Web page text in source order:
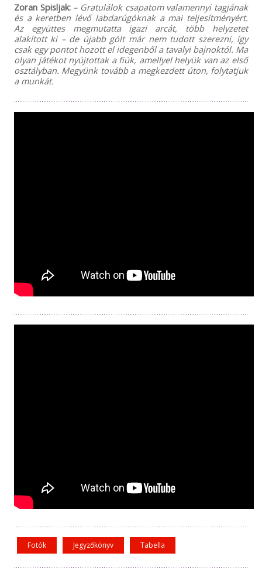
Zoran Spisljak: – Gratulálok csapatom valamennyi tagjának
és a keretben lévő labdarúgóknak a mai teljesítményért.
Az együttes megmutatta igazi arcát, több helyzetet
alakított ki – de újabb gólt már nem tudott szerezni, így
csak egy pontot hozott el idegenből a tavalyi bajnoktól. Ma
olyan játékot nyújtottak a fiúk, amellyel helyük van az első
osztályban. Megyünk tovább a megkezdett úton, folytatjuk
a munkát.
Fotók Jegyzőkönyv Tabella